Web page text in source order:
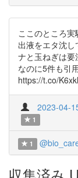
ここのところ
出液をエタ沈
ナと玉ねぎは
なのに5件も引
https://t.co/
2023-04-
1
1